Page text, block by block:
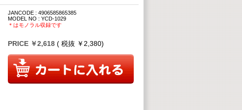
JANCODE : 4906585865385
MODEL NO : YCD-1029
＊はモノラル収録です
PRICE ￥2,618 ( 税抜 ￥2,380)